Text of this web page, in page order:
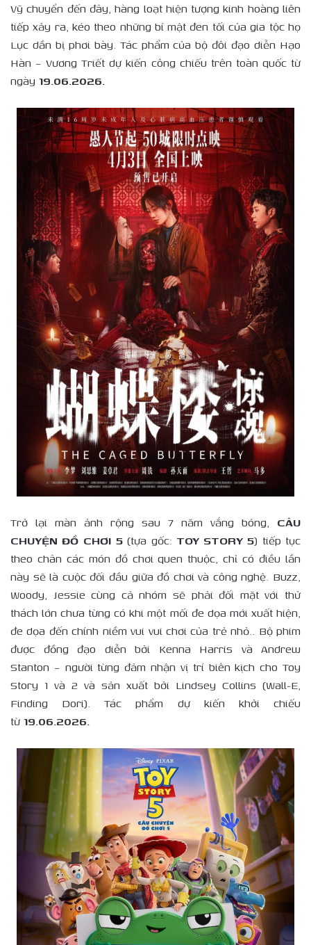
Vỹ chuyển đến đây, hàng loạt hiện tượng kinh hoàng liên
tiếp xảy ra, kéo theo những bí mật đen tối của gia tộc họ
Lục dần bị phơi bày. Tác phẩm của bộ đôi đạo diễn Hạo
Hàn – Vương Triết dự kiến công chiếu trên toàn quốc từ
ngày 19.06.2026.
Trở lại màn ảnh rộng sau 7 năm vắng bóng, CÂU
CHUYỆN ĐỒ CHƠI 5(tựa gốc: TOY STORY 5) tiếp tục
theo chân các món đồ chơi quen thuộc, chỉ có điều lần
này sẽ là cuộc đối đầu giữa đồ chơi và công nghệ. Buzz,
Woody, Jessie cùng cả nhóm sẽ phải đối mặt với thử
thách lớn chưa từng có khi một mối đe dọa mới xuất hiện,
đe dọa đến chính niềm vui vui chơi của trẻ nhỏ.. Bộ phim
được đồng đạo diễn bởi Kenna Harris và Andrew
Stanton – người từng đảm nhận vị trí biên kịch cho Toy
Story 1 và 2 và sản xuất bởi Lindsey Collins (Wall-E,
Finding Dori). Tác phẩm dự kiến khởi chiếu
từ19.06.2026.